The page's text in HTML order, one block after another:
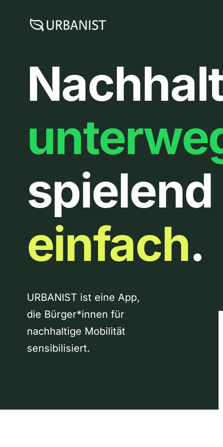
spielend
einfach.
URBANIST ist eine App,
die Bürger*innen für
nachhaltige Mobilität
sensibilisiert.